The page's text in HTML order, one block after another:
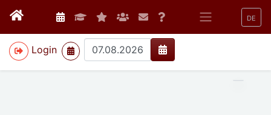
DE
Login
>